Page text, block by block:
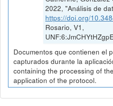
2022, "Análisis de
https://doi.org/
Rosario, V1,
Documentos que contienen el
capturados durante la
containing the processing of
application of the protocol.